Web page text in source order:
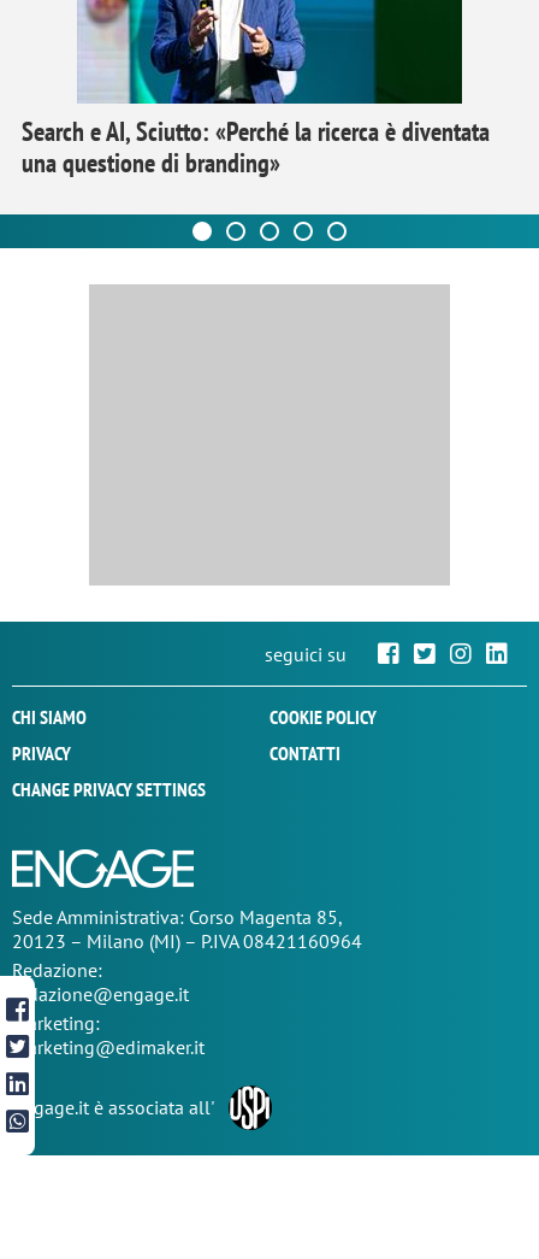
Search e AI, Sciutto: «Perché la ricerca è diventata
una questione di branding»
seguici su
CHI SIAMO
COOKIE POLICY
PRIVACY
CONTATTI
CHANGE PRIVACY SETTINGS
SedeAmministrativa: Corso Magenta 85,
20123 – Milano (MI) – P.IVA 08421160964
Redazione:
redazione@engage.it
Marketing:
marketing@edimaker.it
Engage.it è associata all'